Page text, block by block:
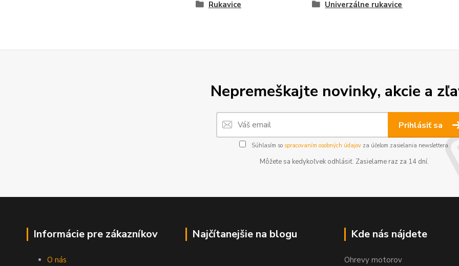
Rukavice Univerzálne rukavice
Nepremeškajte novinky, akcie a
Prihlásiť sa
Súhlasím so spracovaním osobných údajovza účelom zasielania newslettera.
Môžete sa kedykoľvek odhlásiť. Zasielame raz za 14 dní.
Informácie pre zákazníkov
O nás
Najčítanejšie na blogu Kde nás nájdete
Ohrevy motorov